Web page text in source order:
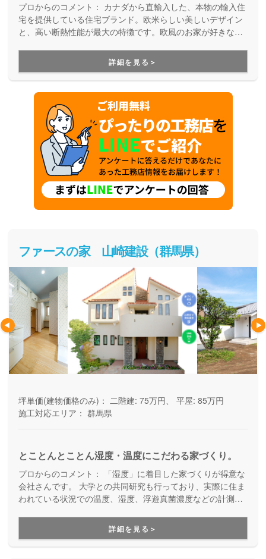
プロからのコメント： カナダから直輸入した、本物の輸入住
宅を提供している住宅ブランド。欧米らしい美しいデザイン
と、高い断熱性能が最大の特徴です。欧風のお家が好きな方
が、セルコホームです。詳細を見る＞
ファースの家 山崎建設（群馬県）
坪単価(建物価格のみ)： 二階建: 75万円、 平屋: 85万円
施工対応エリア： 群馬県
とことんとことん湿度・温度にこだわる家づくり。
プロからのコメント：
「湿度」に着目した家づくりが得意な
会社さんです。 大学との共同研究も行っており、実際に住ま
われている状況での温度、湿度、浮遊真菌濃度などの計測を
も軽くなる夢のようなお家づくりを目指しています。
詳細を見る＞